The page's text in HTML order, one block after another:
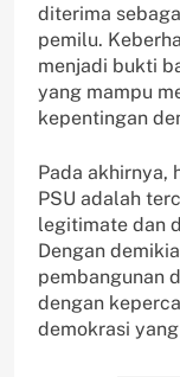
diterima
pemilu.
menjadi bukti
yang mampu
kepentingan
Pada akhirnya,
PSU adalah
legitimate dan
Dengan
pembangunan
dengan
demokrasi